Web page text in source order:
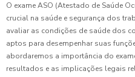
O exame ASO (Atestado de Saúde
crucial na saúde e segurança dos
avaliar as condições de saúde dos
aptos para desempenhar suas
abordaremos a importância do
resultados e as implicações legais